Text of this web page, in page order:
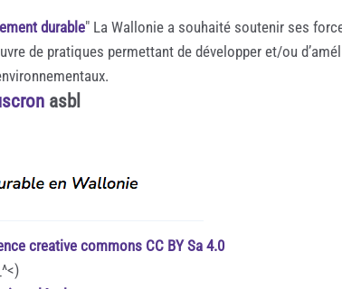
durable" La Wallonie a souhaité soutenir ses
de pratiques permettant de développer et/ou
asbl
creative commons CC BY Sa 4.0